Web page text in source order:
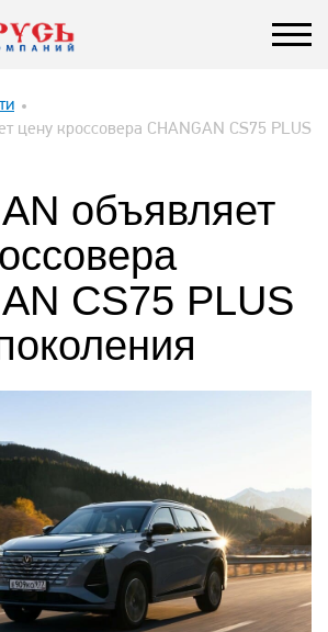
цену кроссовера CHANGAN CS75 PLUS
объявляет
CS75 PLUS